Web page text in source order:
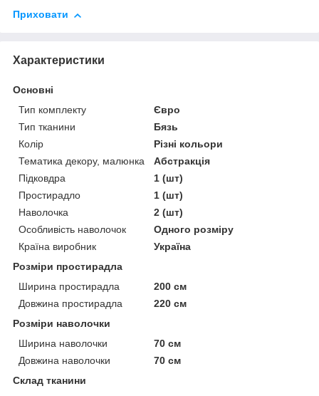
Приховати
Характеристики
Основні
Тип комплекту
Євро
Тип тканини
Бязь
Колір
Різні кольори
Тематика декору, малюнка
Абстракція
Підковдра
1 (шт)
Простирадло
1 (шт)
Наволочка
2 (шт)
Особливість наволочок
Одного розміру
Країна виробник
Україна
Розміри простирадла
Ширина простирадла
200 см
Довжина простирадла
220 см
Розміри наволочки
Ширина наволочки
70 см
Довжина наволочки
70 см
Склад тканини